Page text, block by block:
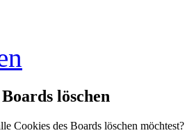
löschen
Cookies des Boards löschen möchtest?